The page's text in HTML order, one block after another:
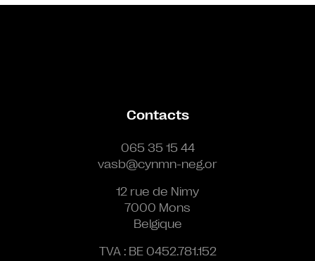
Contacts
065 35 15 44
vasb@cynmn-neg.or
12 rue de Nimy
7000 Mons
Belgique
TVA : BE 0452.781.152